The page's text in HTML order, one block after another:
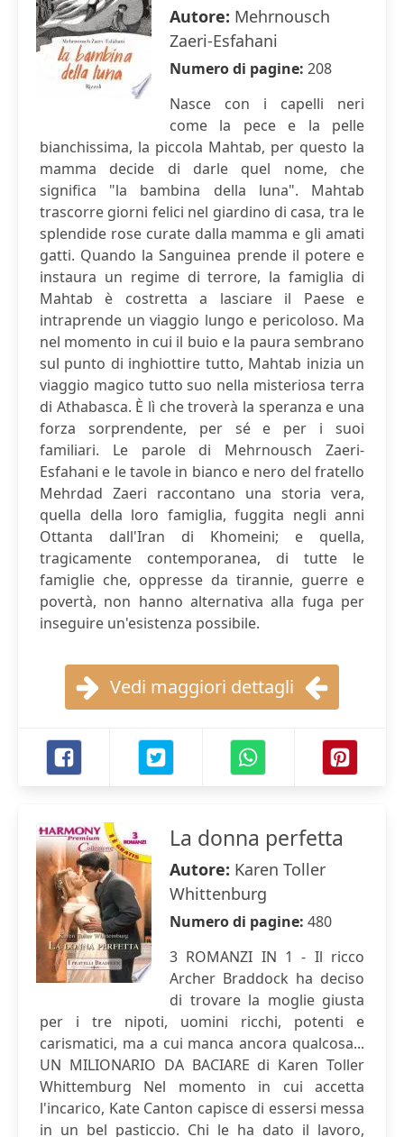
Autore: Mehrnousch
Zaeri-Esfahani
Numero di pagine: 208
Nasce con i capelli neri
come la pece e la pelle
bianchissima, la piccola Mahtab, per questo la
mamma decide di darle quel nome, che
significa "la bambina della luna". Mahtab
trascorre giorni felici nel giardino di casa, tra le
splendide rose curate dalla mamma e gli amati
gatti. Quando la Sanguinea prende il potere e
instaura un regime di terrore, la famiglia di
Mahtab è costretta a lasciare il Paese e
intraprende un viaggio lungo e pericoloso. Ma
nel momento in cui il buio e la paura sembrano
sul punto di inghiottire tutto, Mahtab inizia un
viaggio magico tutto suo nella misteriosa terra
di Athabasca. È lì che troverà la speranza e una
forza sorprendente, per sé e per i suoi
familiari. Le parole di Mehrnousch Zaeri-
Esfahani e le tavole in bianco e nero del fratello
Mehrdad Zaeri raccontano una storia vera,
quella della loro famiglia, fuggita negli anni
Ottanta dall'Iran di Khomeini; e quella,
tragicamente contemporanea, di tutte le
famiglie che, oppresse da tirannie, guerre e
povertà, non hanno alternativa alla fuga per
inseguire un'esistenza possibile.
Vedi maggiori dettagli
La donna perfetta
Autore: Karen Toller
Whittenburg
Numero di pagine: 480
3 ROMANZI IN 1 - Il ricco
Archer Braddock ha deciso
di trovare la moglie giusta
per i tre nipoti, uomini ricchi, potenti e
carismatici, ma a cui manca ancora qualcosa...
UN MILIONARIO DA BACIARE di Karen Toller
Whittemburg Nel momento in cui accetta
l'incarico, Kate Canton capisce di essersi messa
in un bel pasticcio. Chi le ha dato il lavoro,